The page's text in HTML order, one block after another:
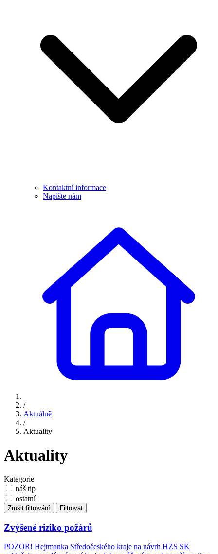
Kontaktní informace
Napište nám
/
Aktuálně
/
Aktuality
Aktuality
Kategorie
náš tip
ostatní
Zrušit filtrování Filtrovat
Zvýšené riziko požárů
POZOR! Hejtmanka Středočeského kraje na návrh HZS SK